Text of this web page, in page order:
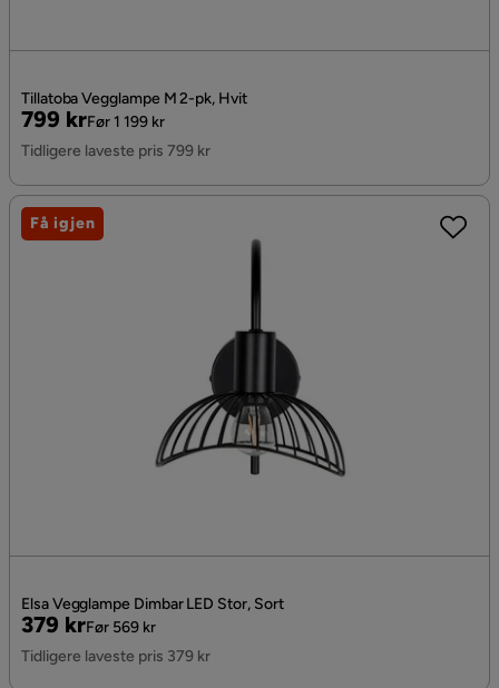
Tillatoba Vegglampe M 2-pk, Hvit
Pris
799 kr
Original
Pris
Før 1 199 kr
Tidligere laveste pris 799 kr
Elsa Vegglampe Dimbar LED Stor, Sort
Pris
379 kr
Original
Pris
Før 569 kr
Tidligere laveste pris 379 kr
Få igjen